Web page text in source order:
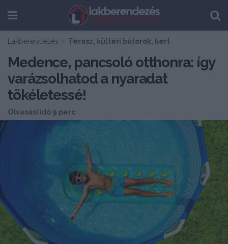
Lakberendezés Terasz, kültéri bútorok, kert
Medence, pancsoló otthonra: így
varázsolhatod a nyaradat
tökéletessé!
Olvasási idő 9 perc